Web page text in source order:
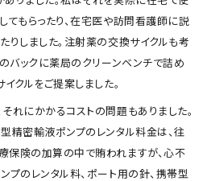
てもらったり、在宅医や訪問看護師に説
りしました。注射薬の交換サイクルも考
のバックに薬局のクリーンベンチで詰め
クルをご提案しました。
れにかかるコストの問題もありました。
精密輸液ポンプのレンタル料金は、往
保険の加算の中で賄われますが、心不
プのレンタル料、ポート用の針、携帯型